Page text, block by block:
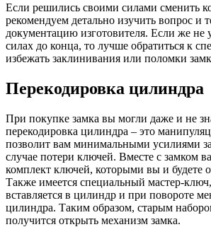
Если решились своими силами сменить
рекомендуем детально изучить вопрос и
документацию изготовителя. Если же не
силах до конца, то лучше обратиться к
избежать заклинивания или поломки
Перекодировка цилиндра
При покупке замка вы могли даже и не
перекодировка цилиндра – это
позволит вам минимальными усилиями
случае потери ключей. Вместе с замком
комплект ключей, которыми вы и будете
Также имеется специальный мастер-
вставляется в цилиндр и при повороте
цилиндра. Таким образом, старым
получится открыть механизм замка.